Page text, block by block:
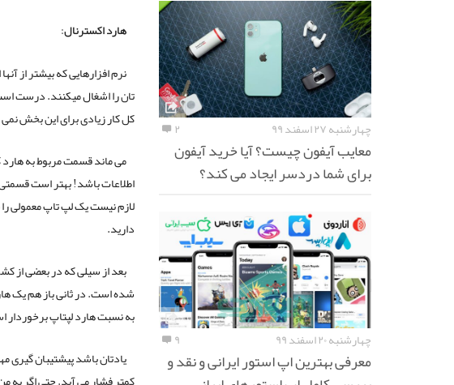
هارد اکسترنال:
نرم افزارهایی که بیشتر از
تان را اشغال میکنند. درست
کل کار زیادی برای این بخش
می ماند قسمت مربوط به هارد
اطلاعات باشد! بهتر است قسمتی
لازم نیست یک لپ تاپ معمولی
دارید.
بعد از سیلی که در بعضی از
شده است. در ثانی باز هم یک
به نسبت هارد لپتاپ
یادتان باشد پیشتیبان گیری
چهارشنبه ۲۷ اسفند ۹۹ ۲
معایب آیفون چیست؟ آیا خرید آیفون
برای شما دردسر ایجاد می کند؟
چهارشنبه ۲۰ اسفند ۹۹ ۹
معرفی بهترین اپ استور ایرانی و نقد و